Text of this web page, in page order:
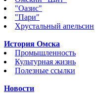
"Оазис"
"Пари"
Хрустальный апельсин
История Омска
Промышленность
Культурная жизнь
Полезные ссылки
Новости